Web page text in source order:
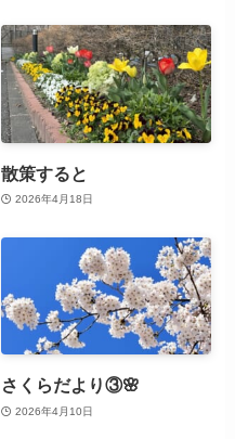
散策すると
2026年4月18日
さくらだより③🌸
2026年4月10日